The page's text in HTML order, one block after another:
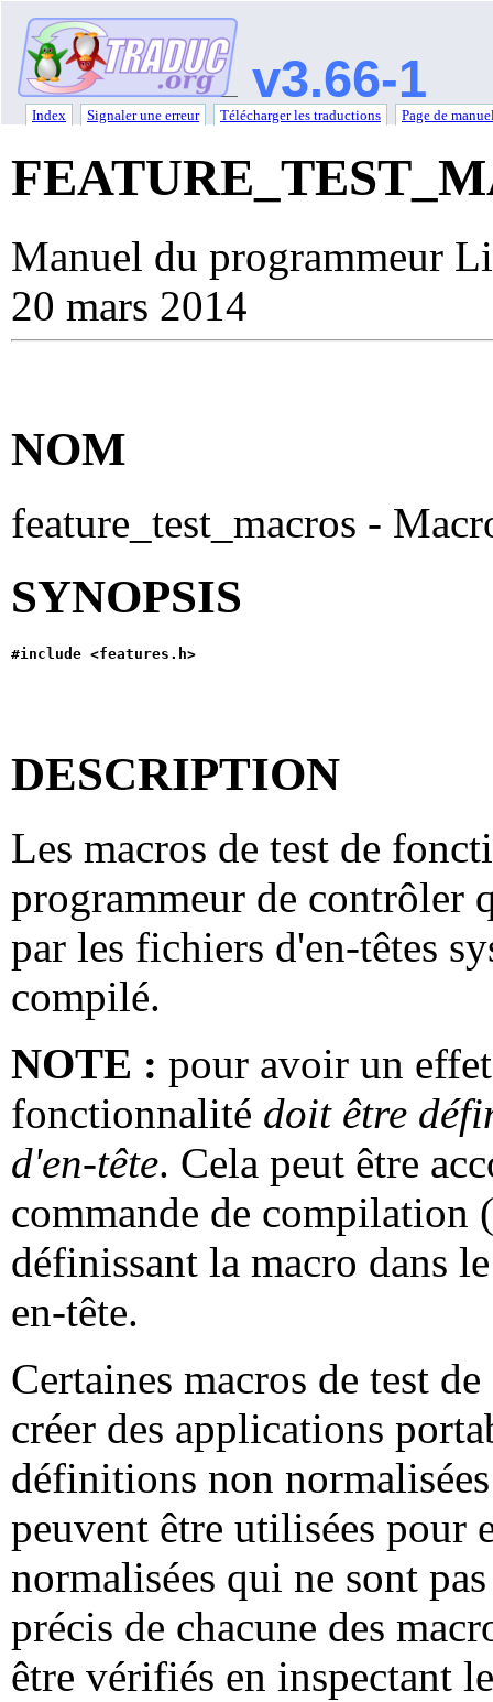
v3.66-1
Index Signaler une erreur Télécharger les traductions Page de
Manuel du programmeur
20 mars 2014
NOM
feature_test_macros -
SYNOPSIS
#include <features.h>
DESCRIPTION
Les macros de test de
programmeur de contrôler
par les fichiers d'en-têtes
compilé.
NOTE : pour avoir un
fonctionnalité doit être
d'en-tête. Cela peut être
commande de compilation (
définissant la macro dans
en-tête.
Certaines macros de test
créer des applications
définitions non
peuvent être utilisées pour
normalisées qui ne sont
précis de chacune des
être vérifiés en inspectant